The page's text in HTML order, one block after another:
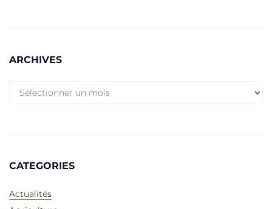
ARCHIVES
CATEGORIES
Actualités